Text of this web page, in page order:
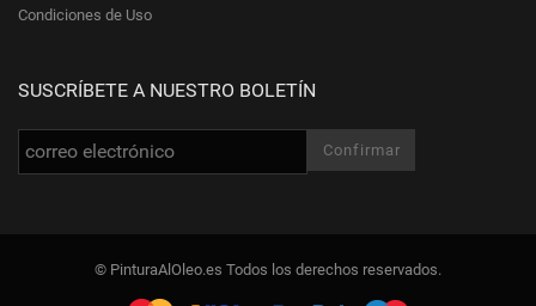
Condiciones de Uso
SUSCRÍBETE A NUESTRO BOLETÍN
© PinturaAlOleo.es Todos los derechos reservados.